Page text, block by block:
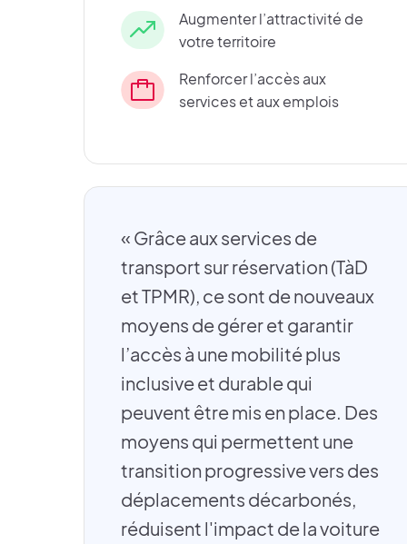
Augmenter l’attractivité de
votre territoire
Renforcer l’accès aux
services et aux emplois
« Grâce aux services de
transport sur réservation (TàD
et TPMR), ce sont de nouveaux
moyens de gérer et garantir
l’accès à une mobilité plus
inclusive et durable qui
peuvent être mis en place. Des
moyens qui permettent une
transition progressive vers des
déplacements décarbonés,
réduisent l'impact de la voiture